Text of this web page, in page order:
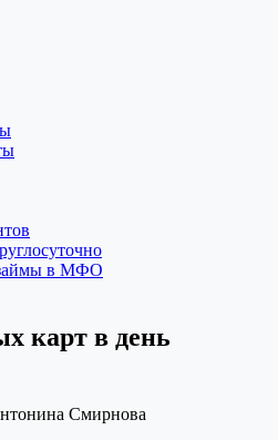
в МФО
карт в день
Смирнова